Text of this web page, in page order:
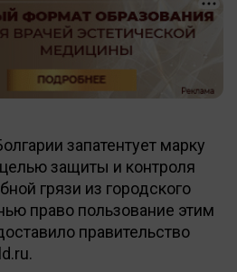
запатентует марку
защиты и контроля
грязи из городского
право пользование этим
правительство